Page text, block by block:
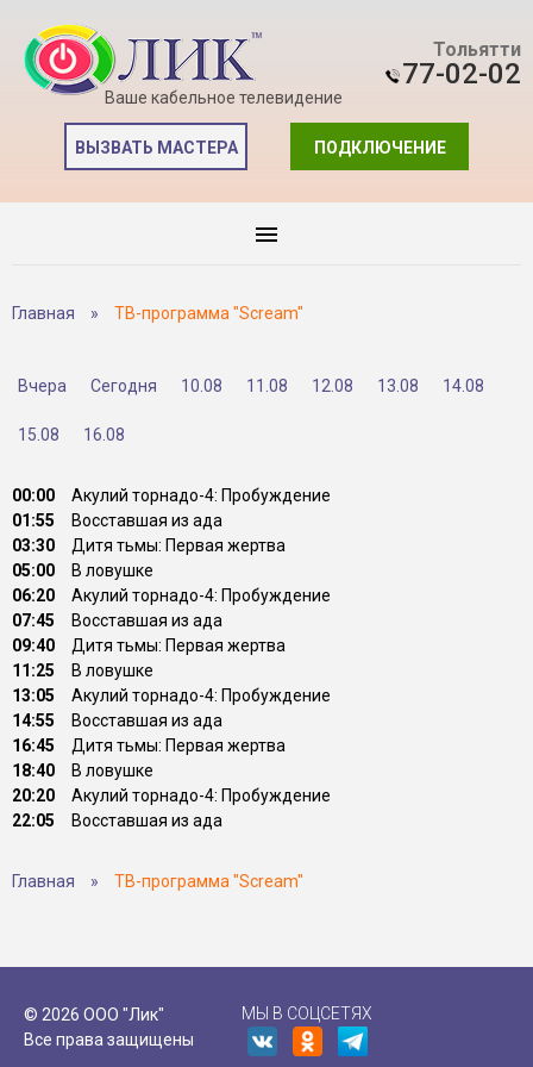
Ваше кабельное телевидение
Тольятти
77-02-02
ПОДКЛЮЧЕНИЕ
ВЫЗВАТЬ МАСТЕРА
Главная » ТВ-программа "Scream"
Вчера Сегодня 10.08 11.08 12.08 13.08 14.08
15.08 16.08
00:00
Акулий торнадо-4: Пробуждение
01:55
Восставшая из ада
03:30
Дитя тьмы: Первая жертва
05:00
В ловушке
06:20
Акулий торнадо-4: Пробуждение
07:45
Восставшая из ада
09:40
Дитя тьмы: Первая жертва
11:25
В ловушке
13:05
Акулий торнадо-4: Пробуждение
14:55
Восставшая из ада
16:45
Дитя тьмы: Первая жертва
18:40
В ловушке
20:20
Акулий торнадо-4: Пробуждение
22:05
Восставшая из ада
Главная » ТВ-программа "Scream"
© 2026 ООО "Лик"
Все права защищены
МЫ В СОЦСЕТЯХ